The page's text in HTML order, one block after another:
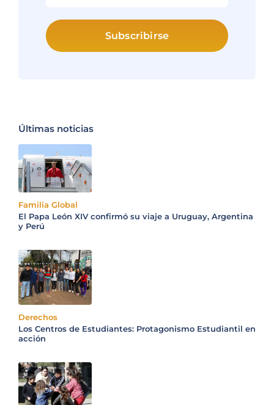
Subscribirse
Últimas noticias
Familia Global
El Papa León XIV confirmó su viaje a Uruguay, Argentina
y Perú
Derechos
Los Centros de Estudiantes: Protagonismo Estudiantil en
acción